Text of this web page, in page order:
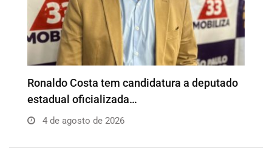
Além da Influência reúne empresários e
profissionais para…
4 de agosto de 2026